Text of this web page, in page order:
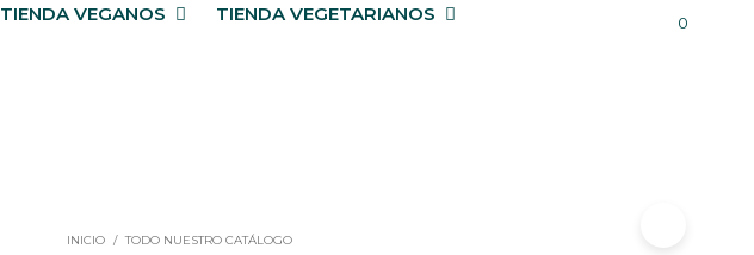
TIENDA VEGANOS TIENDA VEGETARIANOS 0
INICIO / TODO NUESTRO CATÁLOGO